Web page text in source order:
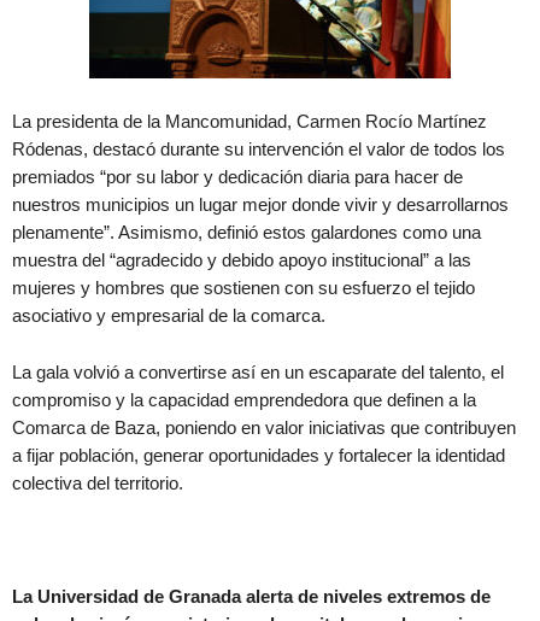
La presidenta de la Mancomunidad, Carmen Rocío Martínez
Ródenas, destacó durante su intervención el valor de todos los
premiados “por su labor y dedicación diaria para hacer de
nuestros municipios un lugar mejor donde vivir y desarrollarnos
plenamente”. Asimismo, definió estos galardones como una
muestra del “agradecido y debido apoyo institucional” a las
mujeres y hombres que sostienen con su esfuerzo el tejido
asociativo y empresarial de la comarca.
La gala volvió a convertirse así en un escaparate del talento, el
compromiso y la capacidad emprendedora que definen a la
Comarca de Baza, poniendo en valor iniciativas que contribuyen
a fijar población, generar oportunidades y fortalecer la identidad
colectiva del territorio.
La Universidad de Granada alerta de niveles extremos de